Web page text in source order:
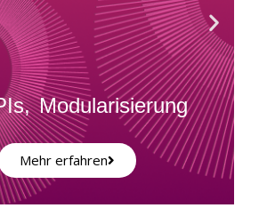
Modularisierung
Mehr erfahren